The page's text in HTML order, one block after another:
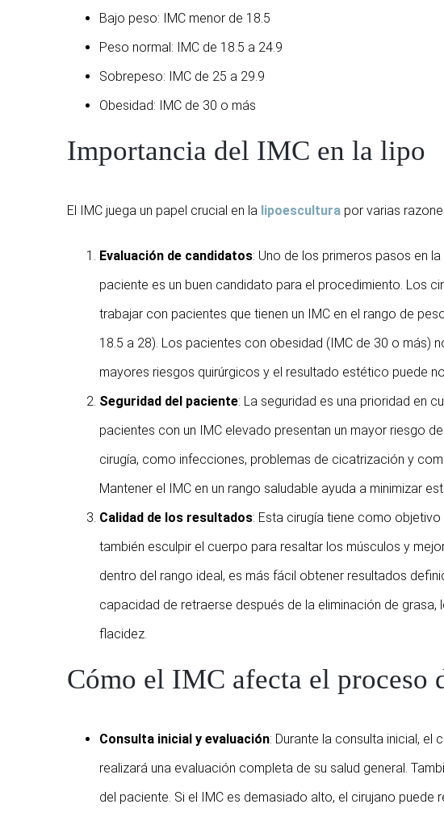
Bajo peso: IMC menor de 18.5
Peso normal: IMC de 18.5 a 24.9
Sobrepeso: IMC de 25 a 29.9
Obesidad: IMC de 30 o más
Importancia del IMC en la lipo
El IMC juega un papel crucial en la lipoesculturapor varias
Evaluación de candidatos: Uno de los primeros pasos en
paciente es un buen candidato para el procedimiento. Los
trabajar con pacientes que tienen un IMC en el rango de
18.5 a 28). Los pacientes con obesidad (IMC de 30 o más)
mayores riesgos quirúrgicos y el resultado estético puede
Seguridad del paciente: La seguridad es una prioridad en
pacientes con un IMC elevado presentan un mayor riesgo
cirugía, como infecciones, problemas de cicatrización y
Mantener el IMC en un rango saludable ayuda a minimizar
Calidad de los resultados: Esta cirugía tiene como
también esculpir el cuerpo para resaltar los músculos y
dentro del rango ideal, es más fácil obtener resultados
capacidad de retraerse después de la eliminación de
flacidez.
Cómo el IMC afecta el proceso
Consulta inicial y evaluación: Durante la consulta inicial, el
realizará una evaluación completa de su salud general.
del paciente. Si el IMC es demasiado alto, el cirujano